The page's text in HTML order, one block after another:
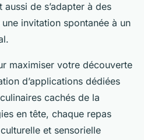
de s’adapter à des
invitation spontanée à un
maximiser votre découverte
d’applications dédiées
cachés de la
en tête, chaque repas
et sensorielle